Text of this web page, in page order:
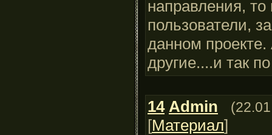
направления,
пользователи,
данном
другие....и так
14 Admin
[Материал]